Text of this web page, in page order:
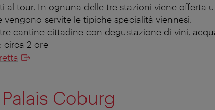
al tour. In ognuna delle tre stazioni viene offerta
vengono servite le tipiche specialità viennesi.
cantine cittadine con degustazione di vini,
circa 2 ore
Coburg